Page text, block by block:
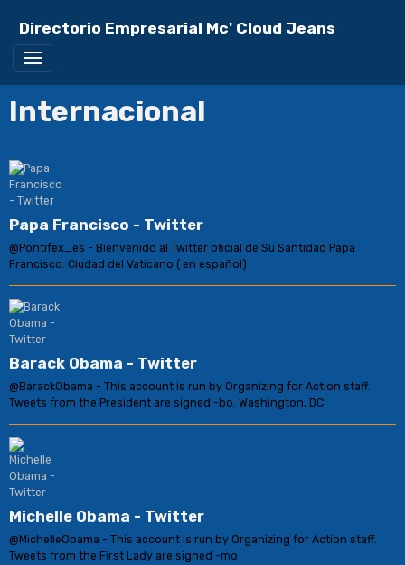
Directorio Empresarial Mc' Cloud Jeans
Internacional
Papa Francisco - Twitter
@Pontifex_es - Bienvenido al Twitter oficial de Su Santidad Papa
Francisco. Ciudad del Vaticano ( en español)
Barack Obama - Twitter
@BarackObama - This account is run by Organizing for Action staff.
Tweets from the President are signed -bo. Washington, DC
Michelle Obama - Twitter
@MichelleObama - This account is run by Organizing for Action staff.
Tweets from the First Lady are signed -mo